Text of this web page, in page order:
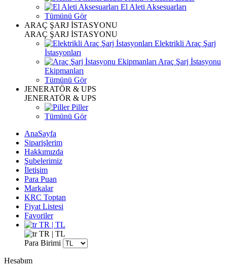
El Aleti Aksesuarları
Tümünü Gör
ARAÇ ŞARJ İSTASYONU
ARAÇ ŞARJ İSTASYONU
Elektrikli Araç Şarj
İstasyonları
Araç Şarj İstasyonu
Ekipmanları
Tümünü Gör
JENERATÖR & UPS
JENERATÖR & UPS
Piller
Tümünü Gör
AnaSayfa
Siparişlerim
Hakkımızda
Şubelerimiz
İletişim
Para Puan
Markalar
KRC Toptan
Fiyat Listesi
Favoriler
TR | TL
TR | TL
Para Birimi
Hesabım